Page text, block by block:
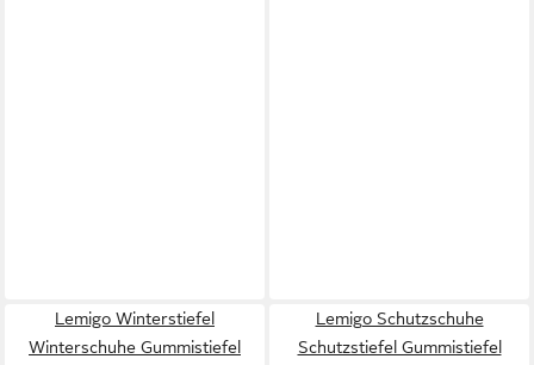
Lemigo Winterstiefel
Winterschuhe Gummistiefel
Lemigo Schutzschuhe
Schutzstiefel Gummistiefel